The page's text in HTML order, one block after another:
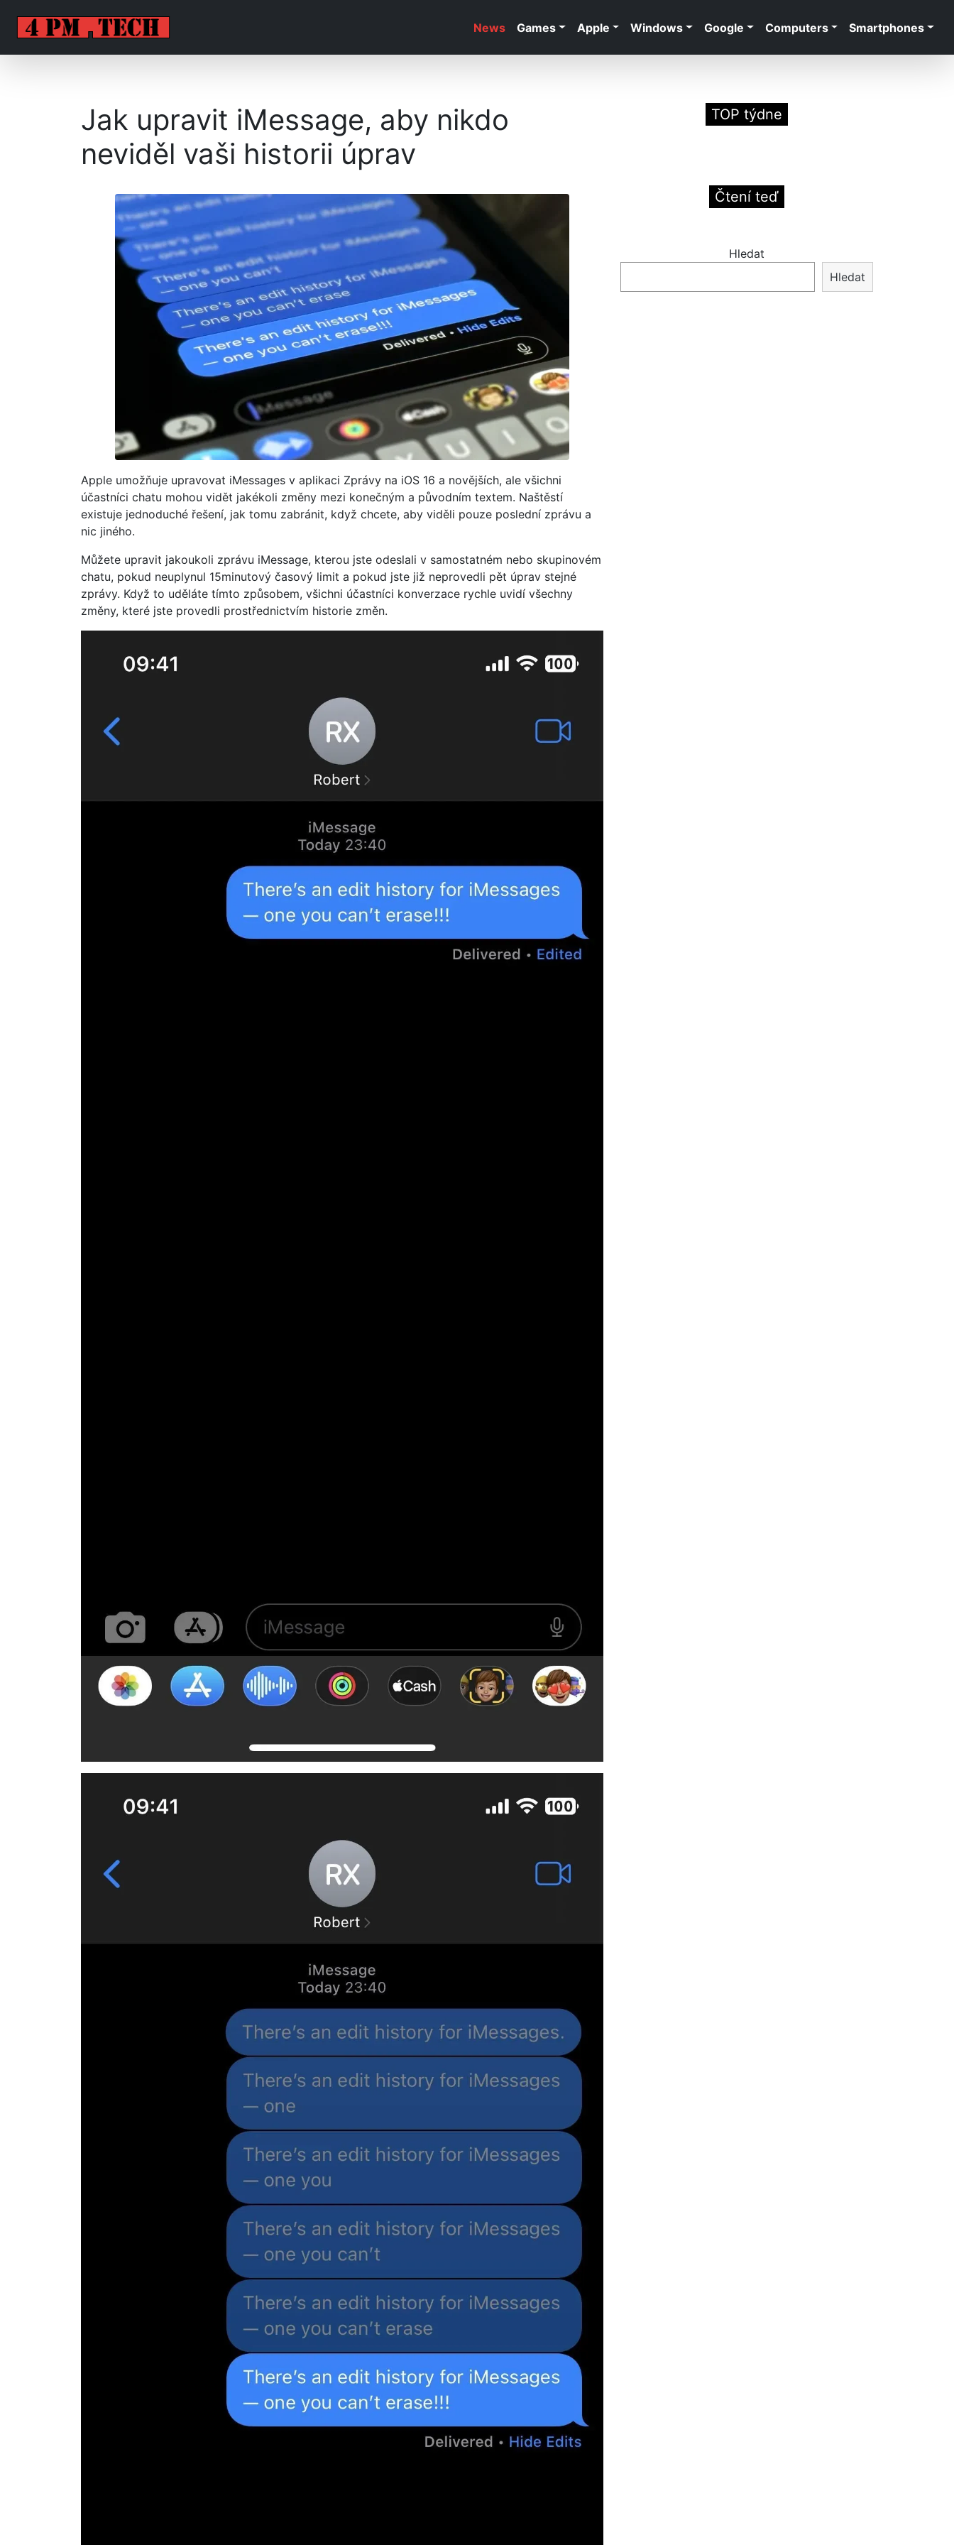
News Games Apple Windows Google Computers Smartphones
Jak upravit iMessage, aby nikdo
neviděl vaši historii úprav
Apple umožňuje upravovat iMessages v aplikaci Zprávy na iOS 16 a novějších, ale všichni
účastníci chatu mohou vidět jakékoli změny mezi konečným a původním textem. Naštěstí
existuje jednoduché řešení, jak tomu zabránit, když chcete, aby viděli pouze poslední zprávu a
nic jiného.
Můžete upravit jakoukoli zprávu iMessage, kterou jste odeslali v samostatném nebo skupinovém
chatu, pokud neuplynul 15minutový časový limit a pokud jste již neprovedli pět úprav stejné
zprávy. Když to uděláte tímto způsobem, všichni účastníci konverzace rychle uvidí všechny
změny, které jste provedli prostřednictvím historie změn.
TOP týdne
Čtení teď
Hledat
Hledat